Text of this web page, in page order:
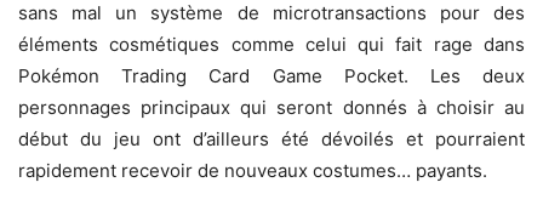
sans mal un système de microtransactions pour des
éléments cosmétiques comme celui qui fait rage dans
Pokémon Trading Card Game Pocket. Les deux
personnages principaux qui seront donnés à choisir au
début du jeu ont d’ailleurs été dévoilés et pourraient
rapidement recevoir de nouveaux costumes… payants.